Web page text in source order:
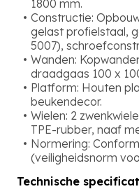
1800 mm.
Constructie:
gelast profielstaal,
5007),
Wanden:
draadgaas 100 x
Platform: Houten
beukendecor.
Wielen: 2
TPE-rubber, naaf
Normering:
(veiligheidsnorm
Technische